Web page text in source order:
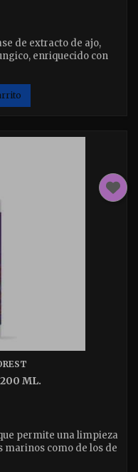
de extracto de ajo,
enriquecido con
en 10ml o 50ml
200 ML.
permite una limpieza
marinos como de los de